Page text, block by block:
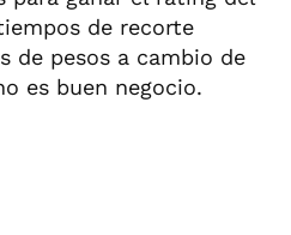
de recorte
de pesos a cambio de
es buen negocio.